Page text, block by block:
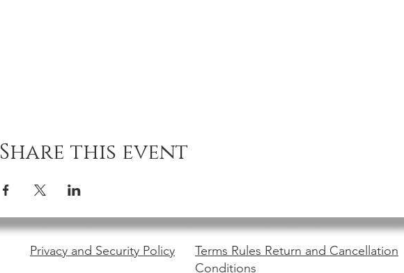
Share this event
Privacy and Security Policy
Terms Rules Return and Cancellation
Conditions